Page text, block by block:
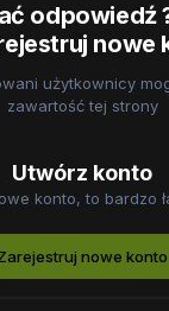
odpowiedź
nowe
użytkownicy
zawartość tej strony
Utwórz konto
konto, to bardzo
nowe konto